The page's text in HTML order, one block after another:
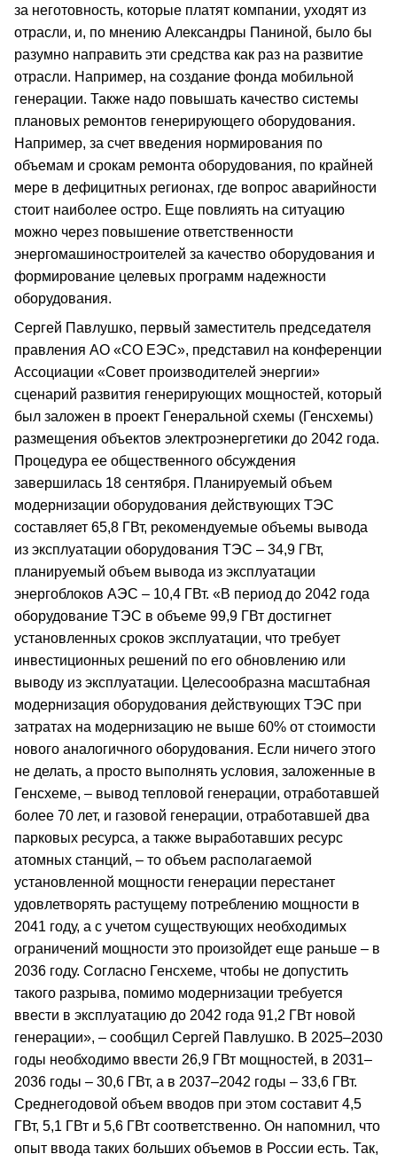
за неготовность, которые платят компании, уходят из
отрасли, и, по мнению Александры Паниной, было бы
разумно направить эти средства как раз на развитие
отрасли. Например, на создание фонда мобильной
генерации. Также надо повышать качество системы
плановых ремонтов генерирующего оборудования.
Например, за счет введения нормирования по
объемам и срокам ремонта оборудования, по крайней
мере в дефицитных регионах, где вопрос аварийности
стоит наиболее остро. Еще повлиять на ситуацию
можно через повышение ответственности
энергомашиностроителей за качество оборудования и
формирование целевых программ надежности
оборудования.
Сергей Павлушко, первый заместитель председателя
правления АО «СО ЕЭС», представил на конференции
Ассоциации «Совет производителей энергии»
сценарий развития генерирующих мощностей, который
был заложен в проект Генеральной схемы (Генсхемы)
размещения объектов электроэнергетики до 2042 года.
Процедура ее общественного обсуждения
завершилась 18 сентября. Планируемый объем
модернизации оборудования действующих ТЭС
составляет 65,8 ГВт, рекомендуемые объемы вывода
из эксплуатации оборудования ТЭС – 34,9 ГВт,
планируемый объем вывода из эксплуатации
энергоблоков АЭС – 10,4 ГВт. «В период до 2042 года
оборудование ТЭС в объеме 99,9 ГВт достигнет
установленных сроков эксплуатации, что требует
инвестиционных решений по его обновлению или
выводу из эксплуатации. Целесообразна масштабная
модернизация оборудования действующих ТЭС при
затратах на модернизацию не выше 60% от стоимости
нового аналогичного оборудования. Если ничего этого
не делать, а просто выполнять условия, заложенные в
Генсхеме, – вывод тепловой генерации, отработавшей
более 70 лет, и газовой генерации, отработавшей два
парковых ресурса, а также выработавших ресурс
атомных станций, – то объем располагаемой
установленной мощности генерации перестанет
удовлетворять растущему потреблению мощности в
2041 году, а с учетом существующих необходимых
ограничений мощности это произойдет еще раньше – в
2036 году. Согласно Генсхеме, чтобы не допустить
такого разрыва, помимо модернизации требуется
ввести в эксплуатацию до 2042 года 91,2 ГВт новой
генерации», – сообщил Сергей Павлушко. В 2025–2030
годы необходимо ввести 26,9 ГВт мощностей, в 2031–
2036 годы – 30,6 ГВт, а в 2037–2042 годы – 33,6 ГВт.
Среднегодовой объем вводов при этом составит 4,5
ГВт, 5,1 ГВт и 5,6 ГВт соответственно. Он напомнил, что
опыт ввода таких больших объемов в России есть. Так,